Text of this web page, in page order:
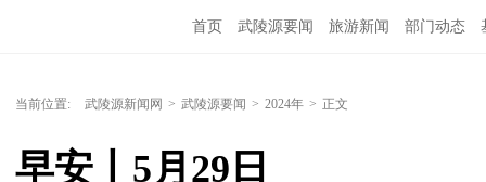
首页 武陵源要闻 旅游新闻 部门动态
当前位置: 武陵源新闻网 > 武陵源要闻 > 2024年 > 正文
早安丨5月29日